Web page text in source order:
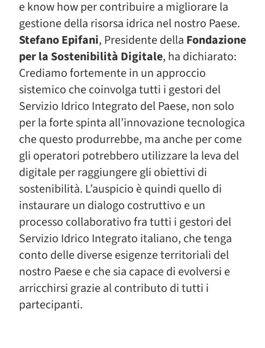
e know how per contribuire a migliorare la
gestione della risorsa idrica nel nostro Paese.
Stefano Epifani, Presidente della Fondazione
per la Sostenibilità Digitale, ha dichiarato:
Crediamo fortemente in un approccio
sistemico che coinvolga tutti i gestori del
Servizio Idrico Integrato del Paese, non solo
per la forte spinta all’innovazione tecnologica
che questo produrrebbe, ma anche per come
gli operatori potrebbero utilizzare la leva del
digitale per raggiungere gli obiettivi di
sostenibilità. L’auspicio è quindi quello di
instaurare un dialogo costruttivo e un
processo collaborativo fra tutti i gestori del
Servizio Idrico Integrato italiano, che tenga
conto delle diverse esigenze territoriali del
nostro Paese e che sia capace di evolversi e
arricchirsi grazie al contributo di tutti i
partecipanti.